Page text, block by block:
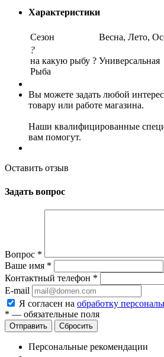
Характеристики
Сезон
Весна, Лето,
?
на какую рыбу ?
Рыба
Универсальная
Вы можете задать любой
товару или работе магазина.
Наши квалифицированные
вам помогут.
Оставить отзыв
Задать вопрос
Вопрос *
Ваше имя *
Контактный телефон *
E-mail
Я согласен на обработку
* — обязательные поля
Сбросить
Персональные рекомендации